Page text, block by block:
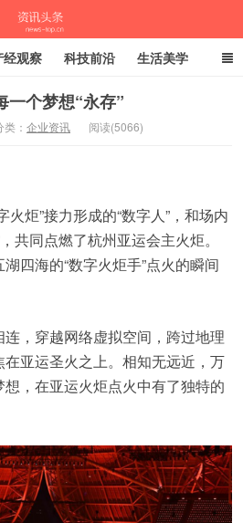
经观察 科技前沿 生活美学
栏
一个梦想“永存”
类： 企业资讯 阅读(5066)
火炬”接力形成的“数字人”，和场内
共同点燃了杭州亚运会主火炬。
四海的“数字火炬手”点火的瞬间
，穿越网络虚拟空间，跨过地理
亚运圣火之上。相知无远近，万
，在亚运火炬点火中有了独特的